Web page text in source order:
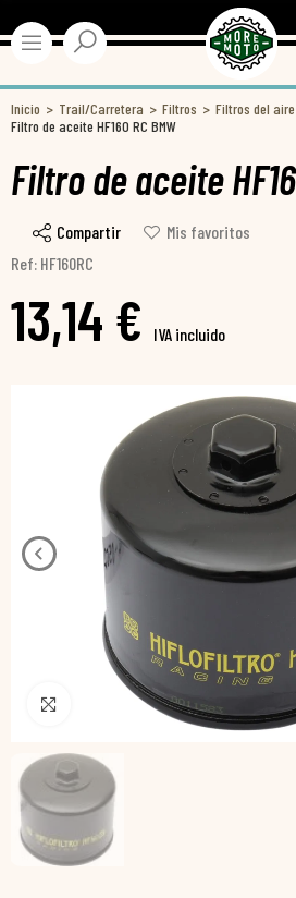
Inicio Trail/Carretera Filtros
Filtros del aire
Filtro de aceite HF160 RC BMW
Filtro de aceite
Compartir
Mis favoritos
Ref: HF160RC
13,14 € IVA incluido
Pincha para agrandar